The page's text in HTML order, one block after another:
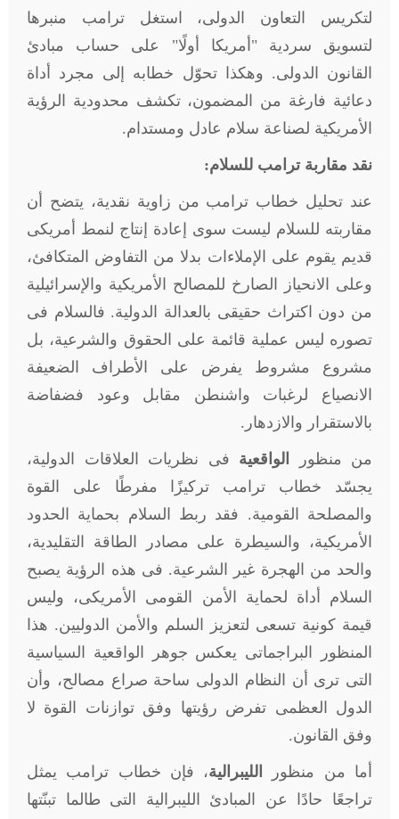
لتكريس التعاون الدولى، استغل ترامب منبرها
لتسويق سردية "أمريكا أولًا" على حساب مبادئ
القانون الدولى. وهكذا تحوّل خطابه إلى مجرد أداة
دعائية فارغة من المضمون، تكشف محدودية الرؤية
الأمريكية لصناعة سلام عادل ومستدام.
نقد مقاربة ترامب للسلام:
عند تحليل خطاب ترامب من زاوية نقدية، يتضح أن
مقاربته للسلام ليست سوى إعادة إنتاج لنمط أمريكى
قديم يقوم على الإملاءات بدلا من التفاوض المتكافئ،
وعلى الانحياز الصارخ للمصالح الأمريكية والإسرائيلية
من دون اكتراث حقيقى بالعدالة الدولية. فالسلام فى
تصوره ليس عملية قائمة على الحقوق والشرعية، بل
مشروع مشروط يفرض على الأطراف الضعيفة
الانصياع لرغبات واشنطن مقابل وعود فضفاضة
بالاستقرار والازدهار .
من منظور الواقعية فى نظريات العلاقات الدولية،
يجسّد خطاب ترامب تركيزًا مفرطًا على القوة
والمصلحة القومية. فقد ربط السلام بحماية الحدود
الأمريكية، والسيطرة على مصادر الطاقة التقليدية،
والحد من الهجرة غير الشرعية. فى هذه الرؤية يصبح
السلام أداة لحماية الأمن القومى الأمريكى، وليس
قيمة كونية تسعى لتعزيز السلم والأمن الدوليين. هذا
المنظور البراجماتى يعكس جوهر الواقعية السياسية
التى ترى أن النظام الدولى ساحة صراع مصالح، وأن
الدول العظمى تفرض رؤيتها وفق توازنات القوة لا
وفق القانون.
أما من منظور الليبرالية، فإن خطاب ترامب يمثل
تراجعًا حادًا عن المبادئ الليبرالية التى طالما تبنّتها